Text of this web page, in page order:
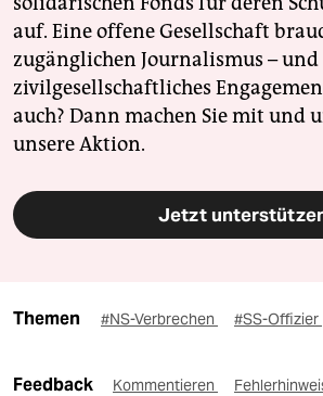
auf. Eine offene Gesellschaft
zugänglichen Journalismus – und
zivilgesellschaftliches
auch? Dann machen Sie mit und
unsere Aktion.
Jetzt
Themen #NS-Verbrechen #SS-Offizier
Feedback Kommentieren